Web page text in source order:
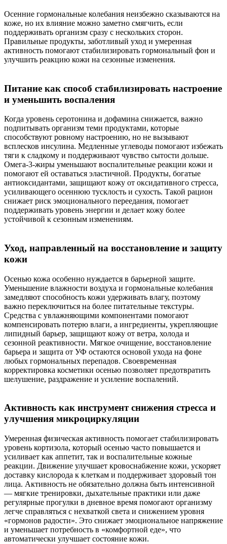
Осенние гормональные колебания неизбежно сказываются на
коже, но их влияние можно заметно смягчить, если
поддерживать организм сразу с нескольких сторон.
Правильные продукты, заботливый уход и умеренная
активность помогают стабилизировать гормональный фон и
улучшить реакцию кожи на сезонные изменения.
Питание как способ стабилизировать настроение
и уменьшить воспаления
Когда уровень серотонина и дофамина снижается, важно
подпитывать организм теми продуктами, которые
способствуют ровному настроению, но не вызывают
всплесков инсулина. Медленные углеводы помогают избежать
тяги к сладкому и поддерживают чувство сытости дольше.
Омега-3-жиры уменьшают воспалительные реакции кожи и
помогают ей оставаться эластичной. Продукты, богатые
антиоксидантами, защищают кожу от оксидативного стресса,
усиливающего осеннюю тусклость и сухость. Такой рацион
снижает риск эмоционального переедания, помогает
поддерживать уровень энергии и делает кожу более
устойчивой к сезонным изменениям.
Уход, направленный на восстановление и защиту
кожи
Осенью кожа особенно нуждается в барьерной защите.
Уменьшение влажности воздуха и гормональные колебания
замедляют способность кожи удерживать влагу, поэтому
важно переключиться на более питательные текстуры.
Средства с увлажняющими компонентами помогают
компенсировать потерю влаги, а ингредиенты, укрепляющие
липидный барьер, защищают кожу от ветра, холода и
сезонной реактивности. Мягкое очищение, восстановление
барьера и защита от УФ остаются основой ухода на фоне
любых гормональных перепадов. Своевременная
корректировка косметики осенью позволяет предотвратить
шелушение, раздражение и усиление воспалений.
Активность как инструмент снижения стресса и
улучшения микроциркуляции
Умеренная физическая активность помогает стабилизировать
уровень кортизола, который осенью часто повышается и
усиливает как аппетит, так и воспалительные кожные
реакции. Движение улучшает кровоснабжение кожи, ускоряет
доставку кислорода к клеткам и поддерживает здоровый тон
лица. Активность не обязательно должна быть интенсивной
— мягкие тренировки, дыхательные практики или даже
регулярные прогулки в дневное время помогают организму
легче справляться с нехваткой света и снижением уровня
«гормонов радости». Это снижает эмоциональное напряжение
и уменьшает потребность в «комфортной еде», что
автоматически улучшает состояние кожи.